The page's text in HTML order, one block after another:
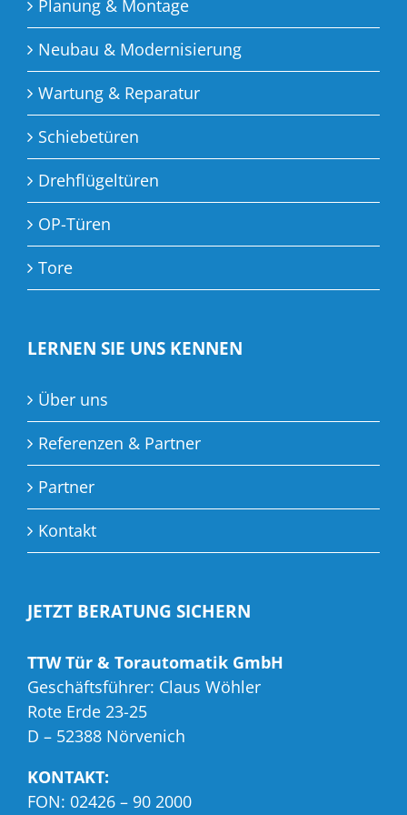
Planung & Montage
Neubau & Modernisierung
Wartung & Reparatur
Schiebetüren
Drehflügeltüren
OP-Türen
Tore
LERNEN SIE UNS KENNEN
Über uns
Referenzen & Partner
Partner
Kontakt
JETZT BERATUNG SICHERN
TTW Tür & Torautomatik GmbH
Geschäftsführer: Claus Wöhler
Rote Erde 23-25
D – 52388 Nörvenich
KONTAKT:
FON: 02426 – 90 2000